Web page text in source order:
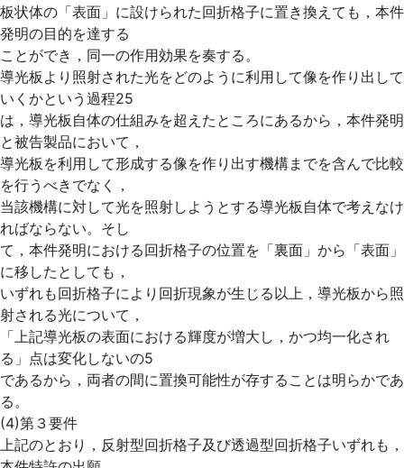
板状体の「表面」に設けられた回折格子に置き換えても，本件
発明の目的を達する
ことができ，同一の作用効果を奏する。
導光板より照射された光をどのように利用して像を作り出して
いくかという過程25
は，導光板自体の仕組みを超えたところにあるから，本件発明
と被告製品において，
導光板を利用して形成する像を作り出す機構までを含んで比較
を行うべきでなく，
当該機構に対して光を照射しようとする導光板自体で考えなけ
ればならない。そし
て，本件発明における回折格子の位置を「裏面」から「表面」
に移したとしても，
いずれも回折格子により回折現象が生じる以上，導光板から照
射される光について，
「上記導光板の表面における輝度が増大し，かつ均一化され
る」点は変化しないの5
であるから，両者の間に置換可能性が存することは明らかであ
る。
(4)第３要件
上記のとおり，反射型回折格子及び透過型回折格子いずれも，